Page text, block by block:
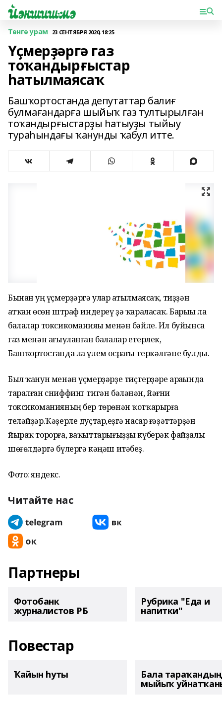
Төнгө урам 23 СЕНТЯБРЯ 2020, 18:25
Үҫмерҙәргә газ
тоҡандырғыстар
һатылмаясаҡ
Башҡортостанда депутаттар балиғ
булмағандарға шыйыҡ газ тултырылған
тоҡандырғыстарҙы һатыуҙы тыйыу
тураһындағы ҡанунды ҡабул итте.
Бынан һуң үҫмерҙәргә улар һатылмаясаҡ, тиҙҙән
һатҡан өсөн штраф индереү ҙә ҡараласаҡ. Барыһы ла
балалар токсикоманияһы менән бәйле. Ил буйынса
газ менән ағыуланған балалар етерлек,
Башҡортостанда ла үлем осрағы теркәлгәне булды.
Был ҡанун менән үҫмерҙәрҙе тиҫтерҙәре араһында
таралған сниффинг тигән бәләнән, йәғни
токсикоманияның бер төрөнән ҡотҡарырға
теләйҙәр.Ҡәҙерле дуҫтар,һеҙгә насар ғәҙәттәрҙән
йыраҡ торорға, ваҡыттарығыҙҙы күберәк файҙалы
шөғөлдәргә бүлергә кәңәш итәбеҙ.
Фото: яндекс.
Читайте нас
Партнеры
Фотобанк
журналистов РБ
Рубрика "Еда и
напитки"
Повестар
Ҡайын һуты Бала тараҡандың
мыйыҡ